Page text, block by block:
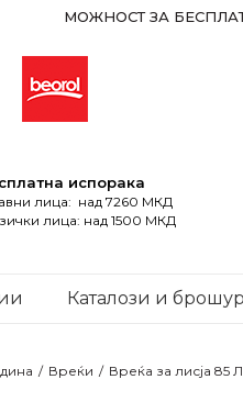
МОЖНОСТ ЗА
испорака
лица: над 7260 МКД
лица: над 1500 МКД
Каталози и
Вреќи Вреќа за лисја 85